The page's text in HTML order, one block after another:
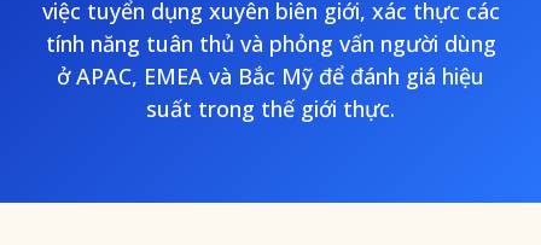
việc tuyển dụng xuyên biên giới, xác thực các
tính năng tuân thủ và phỏng vấn người dùng
ở APAC, EMEA và Bắc Mỹ để đánh giá hiệu
suất trong thế giới thực.